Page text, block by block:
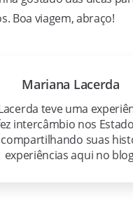
Boa viagem, abraço!
Mariana Lacerda
teve uma
intercâmbio nos
suas
experiências aqui no